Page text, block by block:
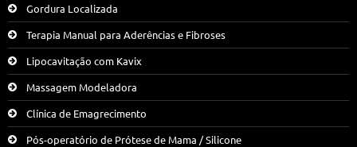
Gordura Localizada
Terapia Manual para Aderências e Fibroses
Lipocavitação com Kavix
Massagem Modeladora
Clínica de Emagrecimento
Pós-operatório de Prótese de Mama / Silicone